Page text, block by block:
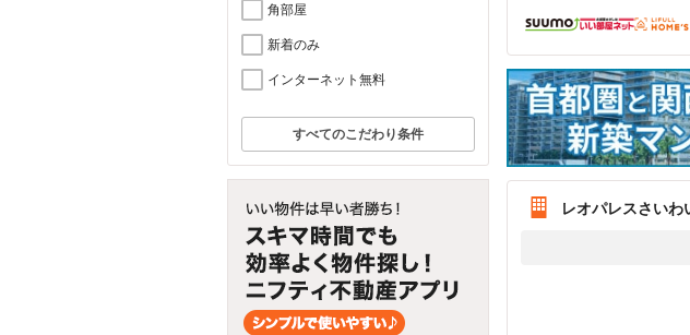
角部屋
新着のみ
インターネット無料
すべてのこだわり条件
レオパレスさいわ